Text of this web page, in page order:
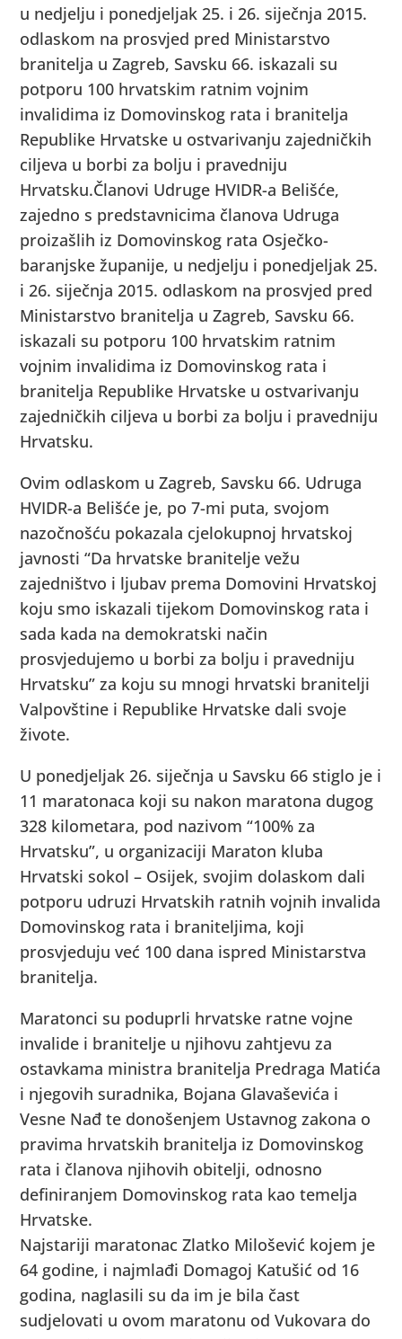
u nedjelju i ponedjeljak 25. i 26. siječnja 2015.
odlaskom na prosvjed pred Ministarstvo
branitelja u Zagreb, Savsku 66. iskazali su
potporu 100 hrvatskim ratnim vojnim
invalidima iz Domovinskog rata i branitelja
Republike Hrvatske u ostvarivanju zajedničkih
ciljeva u borbi za bolju i pravedniju
Hrvatsku.Članovi Udruge HVIDR-a Belišće,
zajedno s predstavnicima članova Udruga
proizašlih iz Domovinskog rata Osječko-
baranjske županije, u nedjelju i ponedjeljak 25.
i 26. siječnja 2015. odlaskom na prosvjed pred
Ministarstvo branitelja u Zagreb, Savsku 66.
iskazali su potporu 100 hrvatskim ratnim
vojnim invalidima iz Domovinskog rata i
branitelja Republike Hrvatske u ostvarivanju
zajedničkih ciljeva u borbi za bolju i pravedniju
Hrvatsku.
Ovim odlaskom u Zagreb, Savsku 66. Udruga
HVIDR-a Belišće je, po 7-mi puta, svojom
nazočnošću pokazala cjelokupnoj hrvatskoj
javnosti “Da hrvatske branitelje vežu
zajedništvo i ljubav prema Domovini Hrvatskoj
koju smo iskazali tijekom Domovinskog rata i
sada kada na demokratski način
prosvjedujemo u borbi za bolju i pravedniju
Hrvatsku” za koju su mnogi hrvatski branitelji
Valpovštine i Republike Hrvatske dali svoje
živote.
U ponedjeljak 26. siječnja u Savsku 66 stiglo je i
11 maratonaca koji su nakon maratona dugog
328 kilometara, pod nazivom “100% za
Hrvatsku”, u organizaciji Maraton kluba
Hrvatski sokol – Osijek, svojim dolaskom dali
potporu udruzi Hrvatskih ratnih vojnih invalida
Domovinskog rata i braniteljima, koji
prosvjeduju već 100 dana ispred Ministarstva
branitelja.
Maratonci su poduprli hrvatske ratne vojne
invalide i branitelje u njihovu zahtjevu za
ostavkama ministra branitelja Predraga Matića
i njegovih suradnika, Bojana Glavaševića i
Vesne Nađ te donošenjem Ustavnog zakona o
pravima hrvatskih branitelja iz Domovinskog
rata i članova njihovih obitelji, odnosno
definiranjem Domovinskog rata kao temelja
Hrvatske.
Najstariji maratonac Zlatko Milošević kojem je
64 godine, i najmlađi Domagoj Katušić od 16
godina, naglasili su da im je bila čast
sudjelovati u ovom maratonu od Vukovara do